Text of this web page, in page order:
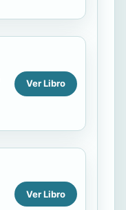
Ver Libro
Ver Libro